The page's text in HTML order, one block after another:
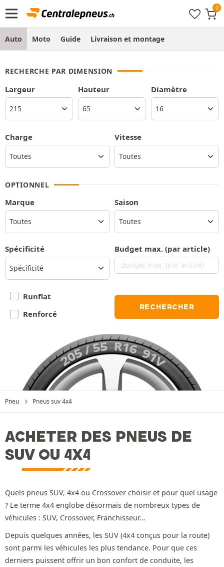
Auto Moto Guide Livraison et montage
RECHERCHE PAR DIMENSION
Largeur Hauteur Diamètre
Charge Vitesse
OPTIONNEL
Marque
Toutes
Saison
Spécificité
Spécificité
Budget max. (par article)
Runflat
Renforcé
RECHERCHER
Pneu Pneus suv 4x4
ACHETER DES PNEUS DE
SUV OU 4X4
Quels pneus SUV, 4x4 ou Crossover choisir et pour quel usage
? Le terme 4x4 englobe désormais de nombreux types de
véhicules : SUV, Crossover, Franchisseur…
Depuis quelques années, les SUV (4x4 conçus pour la route)
sont parmi les véhicules les plus tendance. Pour que ces
derniers puissent offrir un bon confort de conduite, les